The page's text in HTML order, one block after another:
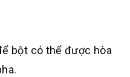
bột có thể được hòa